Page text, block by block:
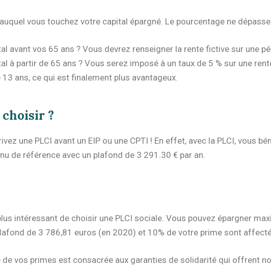
vous touchez votre capital épargné. Le pourcentage ne
avant vos 65 ans ? Vous devrez renseigner la rente fictive sur une
à partir de 65 ans ? Vous serez imposé à un taux de 5 % sur une
ans, ce qui est finalement plus avantageux.
choisir ?
une PLCI avant un EIP ou une CPTI ! En effet, avec la PLCI, vous
de référence avec un plafond de 3 291.30 € par an.
intéressant de choisir une PLCI sociale. Vous pouvez épargner
de 3 786,81 euros (en 2020) et 10% de votre prime sont
de vos primes est consacrée aux garanties de solidarité qui offrent